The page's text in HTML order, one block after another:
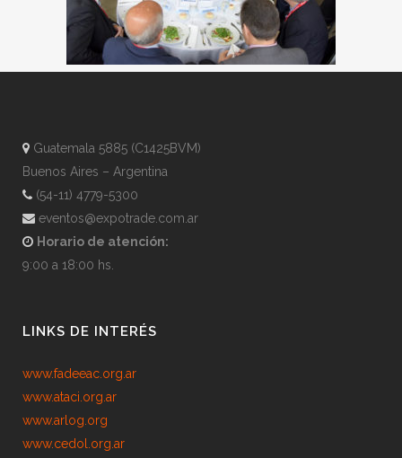
Guatemala 5885 (C1425BVM)
Buenos Aires – Argentina
(54-11) 4779-5300
eventos@expotrade.com.ar
Horario de atención:
9:00 a 18:00 hs.
LINKS DE INTERÉS
www.fadeeac.org.ar
www.ataci.org.ar
www.arlog.org
www.cedol.org.ar